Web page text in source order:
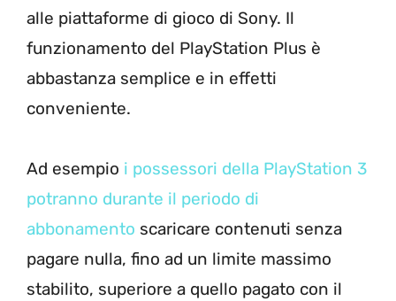
alle piattaforme di gioco di Sony. Il
funzionamento del PlayStation Plus è
abbastanza semplice e in effetti
conveniente.
Ad esempio i possessori della PlayStation 3
potranno durante il periodo di
abbonamento scaricare contenuti senza
pagare nulla, fino ad un limite massimo
stabilito, superiore a quello pagato con il